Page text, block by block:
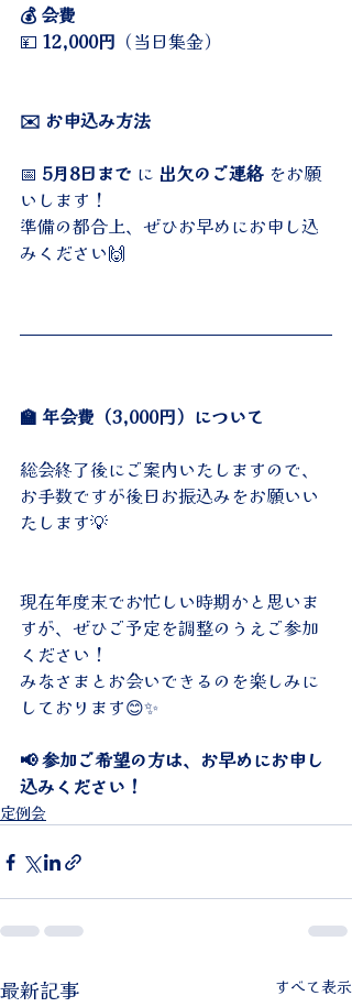
💰 会費
💴 12,000円 （当日集金）
✉️ お申込み方法
📅 5月8日まで に 出欠のご連絡 をお願
いします！
準備の都合上、ぜひお早めにお申し込
みください🙌
🏫 年会費（3,000円）について
総会終了後にご案内いたしますので、
お手数ですが後日お振込みをお願いい
たします💡
現在年度末でお忙しい時期かと思いま
すが、ぜひご予定を調整のうえご参加
ください！
みなさまとお会いできるのを楽しみに
しております😊✨
📢 参加ご希望の方は、お早めにお申し
込みください！
定例会
最新記事 すべて表示